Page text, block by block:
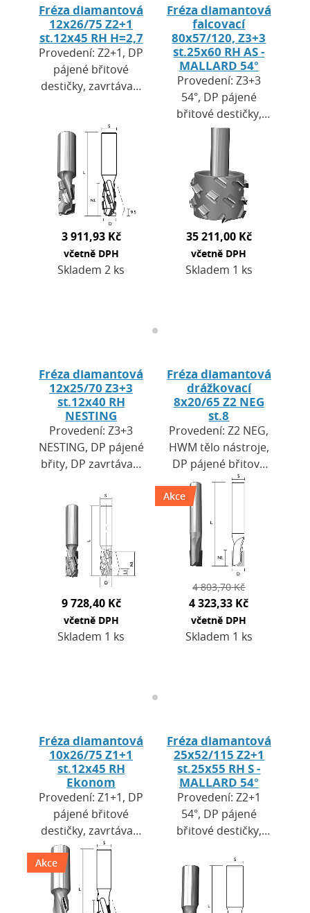
Fréza diamantová
12x26/75 Z2+1
st.12x45 RH H=2,7
Provedení: Z2+1, DP
pájené břitové
destičky, zavrtávací
mm. Použití: pro
CNC obráběcí
centra a…
3 911,93 Kč
včetně DPH
Skladem 2 ks
Fréza diamantová
falcovací
80x57/120, Z3+3
st.25x60 RH AS -
MALLARD 54°
Provedení: Z3+3
54°, DP pájené
břitové destičky,
zavrtávací břit DP.
Výška destiček H =
4,2 mm. Použití:
pro CNC obráběcí…
35 211,00 Kč
včetně DPH
Skladem 1 ks
Fréza diamantová
12x25/70 Z3+3
st.12x40 RH
NESTING
Provedení: Z3+3
NESTING, DP pájené
břity, DP zavrtávací
speciální oceli
DENSIMET. Použití:
pro CNC…
9 728,40 Kč
včetně DPH
Skladem 1 ks
Fréza diamantová
drážkovací
8x20/65 Z2 NEG
st.8
Provedení: Z2 NEG,
HWM tělo nástroje,
DP pájené břitové
destičky, zavrtávací
břit DP. Výška
destiček H = 2,7
mm. Použití: pro…
Akce
4 803,70 Kč
4 323,33 Kč
včetně DPH
Skladem 1 ks
Fréza diamantová
10x26/75 Z1+1
st.12x45 RH
Ekonom
Provedení: Z1+1, DP
pájené břitové
destičky, zavrtávací
břit HW. Výška
destiček H = 2,7
mm. Použití: pro
CNC obráběcí
Akce
Fréza diamantová
25x52/115 Z2+1
st.25x55 RH S -
MALLARD 54°
Provedení: Z2+1
54°, DP pájené
břitové destičky,
Výška destiček H =
3,5 mm. Použití: pro
CNC obráběcí…